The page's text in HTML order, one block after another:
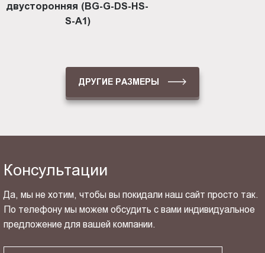
двусторонняя (BG-G-DS-HS-
S-A1)
ДРУГИЕ РАЗМЕРЫ
Консультации
Да, мы не хотим, чтобы вы покидали наш сайт просто так.
По телефону мы можем обсудить с вами индивидуальное
предложение для вашей компании.